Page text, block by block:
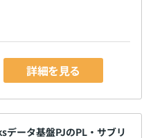
詳細を見る
データ基盤PJのPL・サブリ